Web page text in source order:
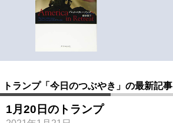
トランプ「今日のつぶやき」の最新記事
1月20日のトランプ